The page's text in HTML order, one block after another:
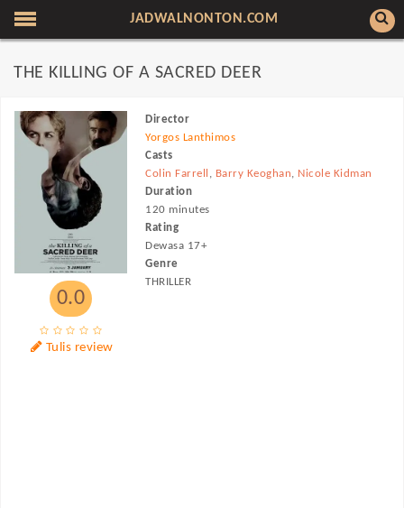
JADWALNONTON.COM
THE KILLING OF A SACRED DEER
0.0
Tulis review
Director
Yorgos Lanthimos
Casts
Colin Farrell , Barry Keoghan, Nicole Kidman
Duration
120 minutes
Rating
Dewasa 17+
Genre
THRILLER